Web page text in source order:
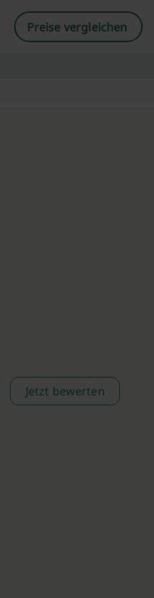
Preise vergleichen
Jetzt bewerten